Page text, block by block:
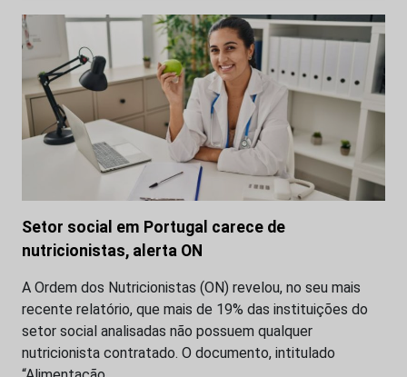
Setor social em Portugal carece de
nutricionistas, alerta ON
A Ordem dos Nutricionistas (ON) revelou, no seu mais
recente relatório, que mais de 19% das instituições do
setor social analisadas não possuem qualquer
nutricionista contratado. O documento, intitulado